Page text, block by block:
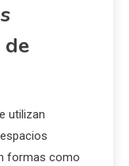
de
utilizan
formas como